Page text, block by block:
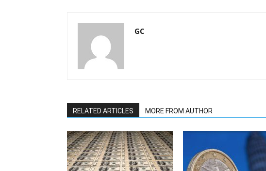
GC
RELATED ARTICLES MORE FROM AUTHOR